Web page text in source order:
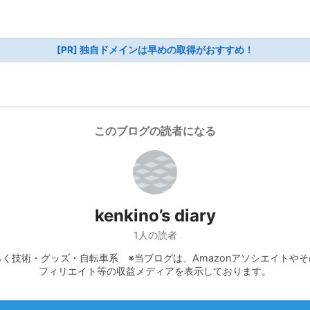
[PR] 独自ドメインは早めの取得がおすすめ！
このブログの読者になる
kenkino’s diary
1人の読者
く技術・グッズ・自転車系 ※当ブログは、Amazonアソシエイトやそ
フィリエイト等の収益メディアを表示しております。